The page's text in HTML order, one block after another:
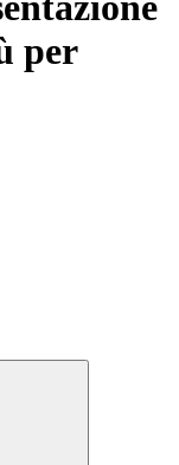
per